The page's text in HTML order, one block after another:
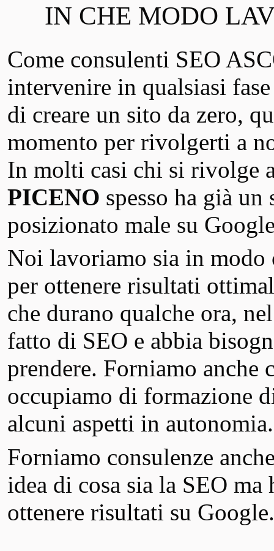
IN CHE MODO
Come consulenti SEO
intervenire in qualsiasi
di creare un sito da zero,
momento per rivolgerti a
In molti casi chi si rivolge
PICENO spesso ha già
posizionato male su
Noi lavoriamo sia in
per ottenere risultati
che durano qualche ora,
fatto di SEO e abbia
prendere. Forniamo anche
occupiamo di formazione
alcuni aspetti in autonomia.
Forniamo consulenze
idea di cosa sia la SEO
ottenere risultati su Google.